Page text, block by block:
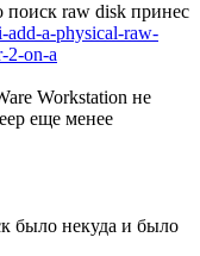
raw disk принес
add-a-physical-raw-
2-on-a
Workstation не
еще менее
было некуда и было